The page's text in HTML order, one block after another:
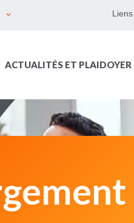
ACTUALITÉS ET PLAIDOYER